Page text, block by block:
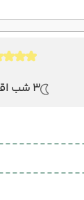
3 شب اقامت